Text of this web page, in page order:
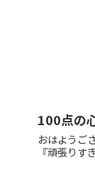
100点の
おはようご
『頑張り